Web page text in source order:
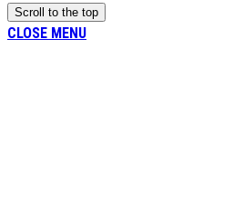
Scroll to the top
CLOSE MENU